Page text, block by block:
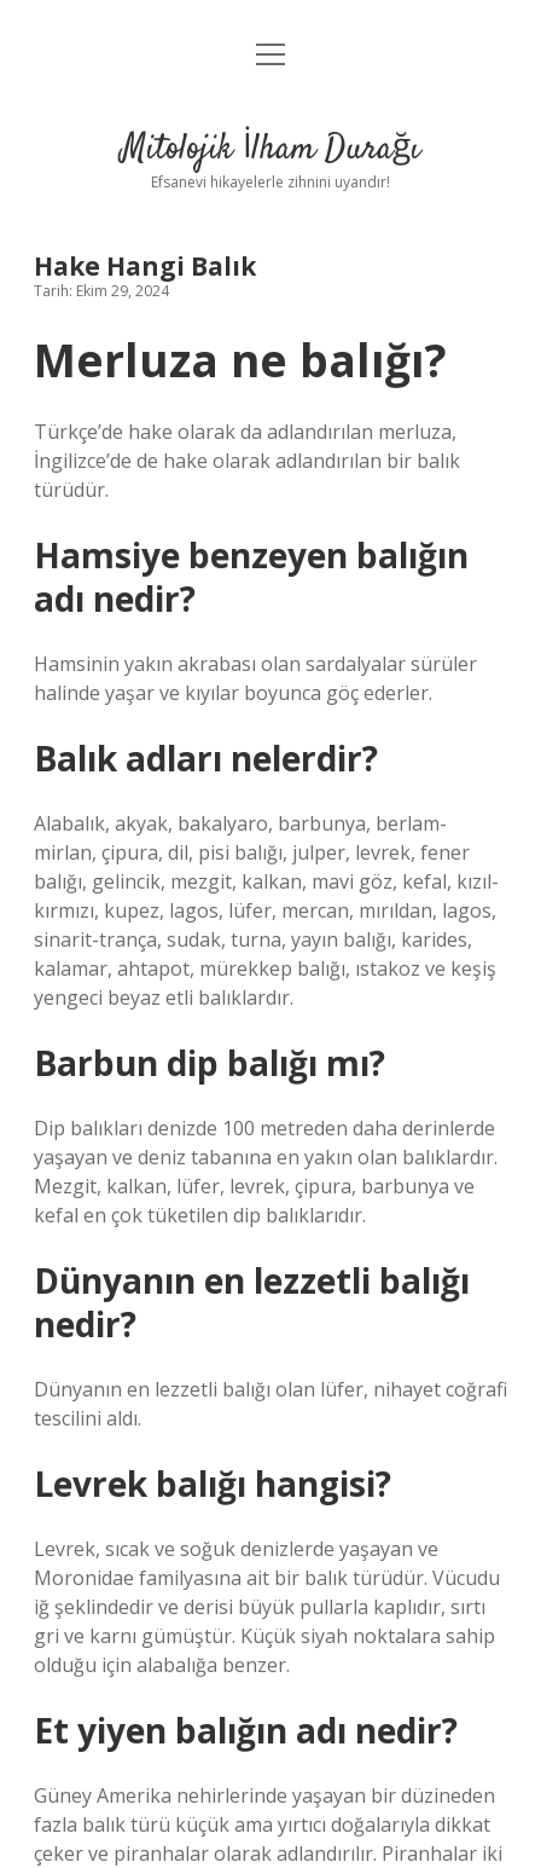
Anasayfa
Yasal Uyarı
menüyü
Mitolojik İlham Durağı
Efsanevi hikayelerle zihnini uyandır!
Hake Hangi Balık
Tarih: Ekim 29, 2024
Merluza ne balığı?
Türkçe’de hake olarak da adlandırılan merluza,
İngilizce’de de hake olarak adlandırılan bir balık
türüdür.
Hamsiye benzeyen balığın
adı nedir?
Hamsinin yakın akrabası olan sardalyalar sürüler
halinde yaşar ve kıyılar boyunca göç ederler.
Balık adları nelerdir?
Alabalık, akyak, bakalyaro, barbunya, berlam-
mirlan, çipura, dil, pisi balığı, julper, levrek, fener
balığı, gelincik, mezgit, kalkan, mavi göz, kefal, kızıl-
kırmızı, kupez, lagos, lüfer, mercan, mırıldan, lagos,
sinarit-trança, sudak, turna, yayın balığı, karides,
kalamar, ahtapot, mürekkep balığı, ıstakoz ve keşiş
yengeci beyaz etli balıklardır.
Barbun dip balığı mı?
Dip balıkları denizde 100 metreden daha derinlerde
yaşayan ve deniz tabanına en yakın olan balıklardır.
Mezgit, kalkan, lüfer, levrek, çipura, barbunya ve
kefal en çok tüketilen dip balıklarıdır.
Dünyanın en lezzetli balığı
nedir?
Dünyanın en lezzetli balığı olan lüfer, nihayet coğrafi
tescilini aldı.
Levrek balığı hangisi?
Levrek, sıcak ve soğuk denizlerde yaşayan ve
Moronidae familyasına ait bir balık türüdür. Vücudu
iğ şeklindedir ve derisi büyük pullarla kaplıdır, sırtı
gri ve karnı gümüştür. Küçük siyah noktalara sahip
olduğu için alabalığa benzer.
Et yiyen balığın adı nedir?
Güney Amerika nehirlerinde yaşayan bir düzineden
fazla balık türü küçük ama yırtıcı doğalarıyla dikkat
çeker ve piranhalar olarak adlandırılır. Piranhalar iki